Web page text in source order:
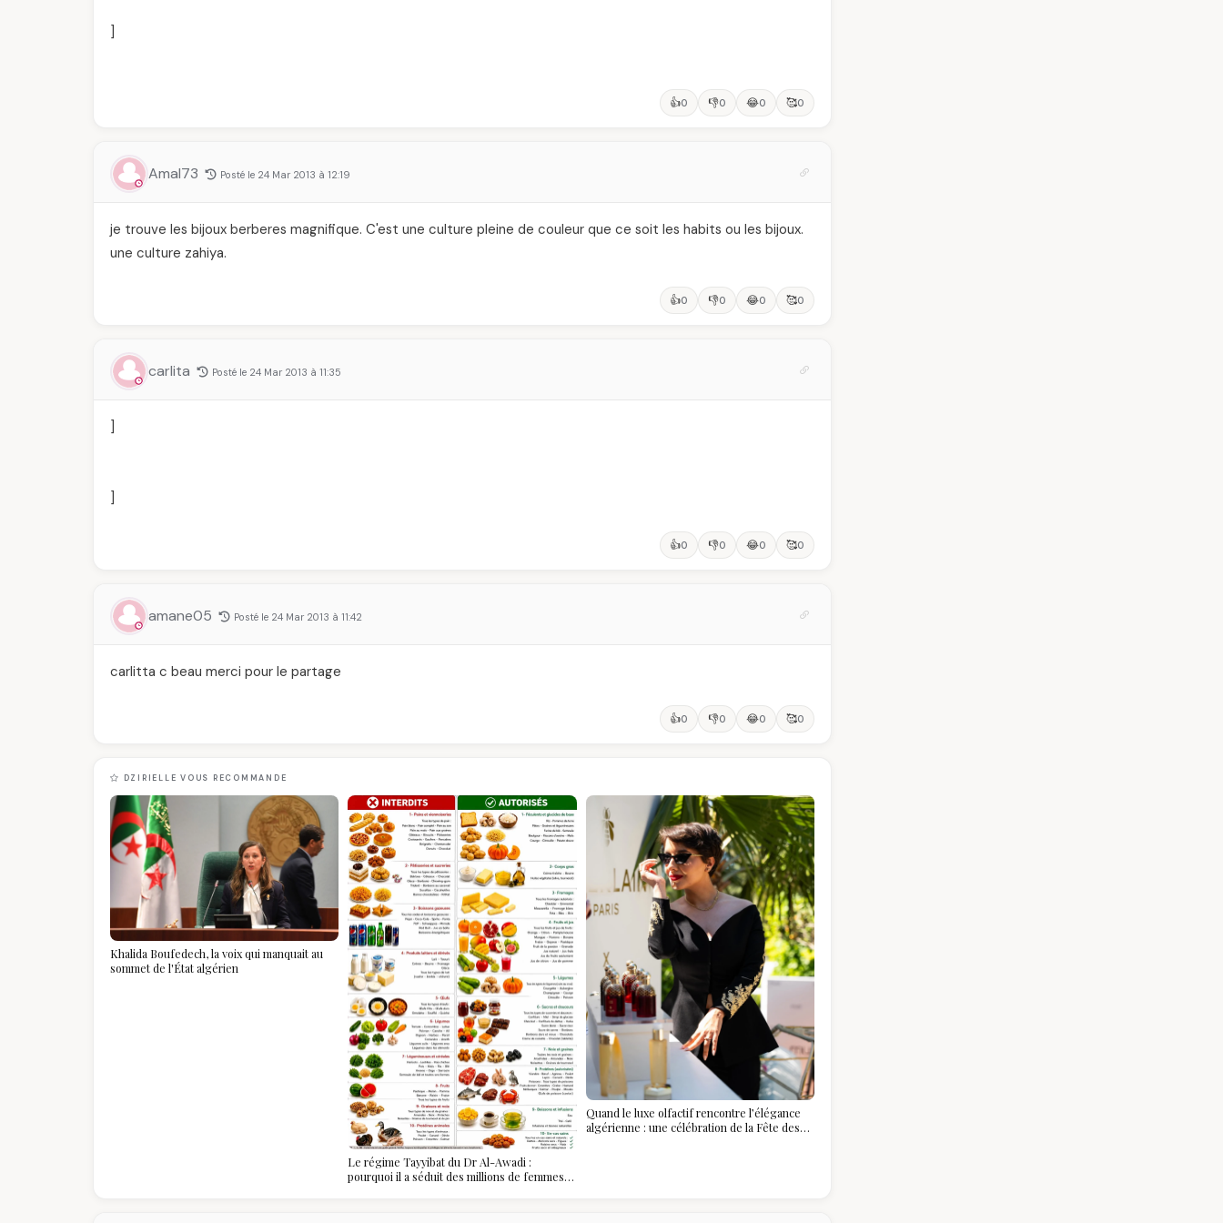
👍0 👎0 😂0 🥰0
Amal73 Posté le 24 Mar 2013 à 12:19
je trouve les bijoux berberes magnifique. C'est une culture pleine de couleur que ce soit les habits ou les bijoux.
une culture zahiya.
👍0 👎0 😂0 🥰0
carlita Posté le 24 Mar 2013 à 11:35
👍0 👎0 😂0 🥰0
amane05 Posté le 24 Mar 2013 à 11:42
carlitta c beau merci pour le partage
👍0 👎0 😂0 🥰0
DZIRIELLE VOUS RECOMMANDE
Khalida Boufedech, la voix qui manquait au
sommet de l'État algérien
Le régime Tayyibat du Dr Al-Awadi :
pourquoi il a séduit des millions de femmes
Quand le luxe olfactif rencontre l’élégance
algérienne : une célébration de la Fête des